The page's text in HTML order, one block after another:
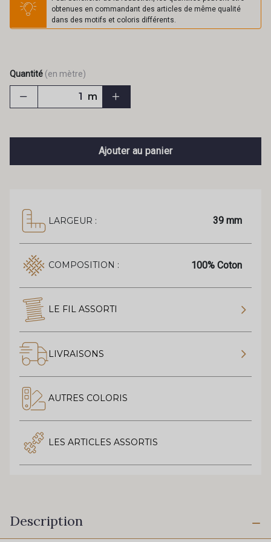
obtenues en commandant des articles de même qualité
dans des motifs et coloris différents.
Quantité (en mètre)
m
Ajouter au panier
LARGEUR : 39 mm
COMPOSITION : 100% Coton
LE FIL ASSORTI
LIVRAISONS
AUTRES COLORIS
LES ARTICLES ASSORTIS
Description